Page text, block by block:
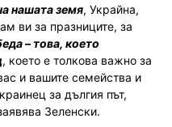
нашата земя, Украйна,
ви за празниците, за
– това, което
, което е толкова важно за
и вашите семейства и
за дългия път,
Зеленски.